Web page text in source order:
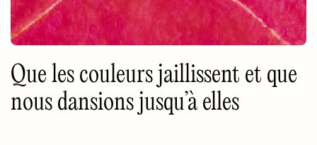
Que les couleurs jaillissent et que
nous dansions jusqu’à elles